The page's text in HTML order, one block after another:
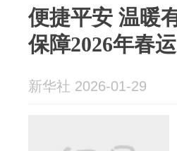
便捷平安 温暖
保障2026年春运
新华社 2026-01-29